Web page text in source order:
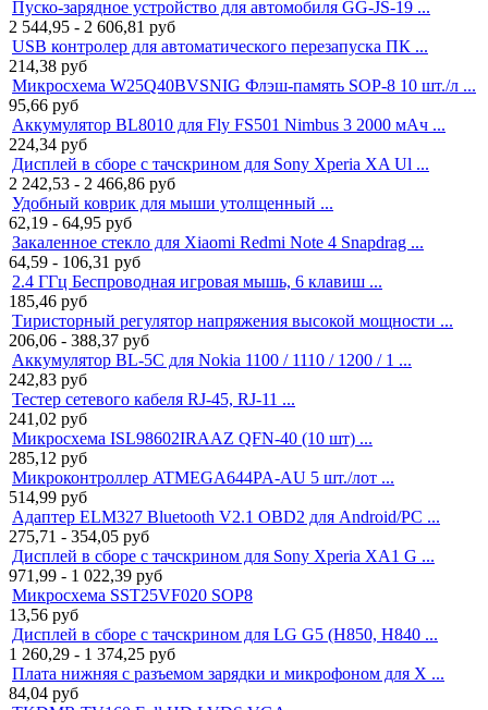
Пуско-зарядное устройство для автомобиля GG-JS-19 ...
2 544,95 - 2 606,81 руб
USB контролер для автоматического перезапуска ПК ...
214,38 руб
Микросхема W25Q40BVSNIG Флэш-память SOP-8 10 шт./л ...
95,66 руб
Аккумулятор BL8010 для Fly FS501 Nimbus 3 2000 мАч ...
224,34 руб
Дисплей в сборе с тачскрином для Sony Xperia XA Ul ...
2 242,53 - 2 466,86 руб
Удобный коврик для мыши утолщенный ...
62,19 - 64,95 руб
Закаленное стекло для Xiaomi Redmi Note 4 Snapdrag ...
64,59 - 106,31 руб
2.4 ГГц Беспроводная игровая мышь, 6 клавиш ...
185,46 руб
Тиристорный регулятор напряжения высокой мощности ...
206,06 - 388,37 руб
Аккумулятор BL-5C для Nokia 1100 / 1110 / 1200 / 1 ...
242,83 руб
Тестер сетевого кабеля RJ-45, RJ-11 ...
241,02 руб
Микросхема ISL98602IRAAZ QFN-40 (10 шт) ...
285,12 руб
Микроконтроллер ATMEGA644PA-AU 5 шт./лот ...
514,99 руб
Адаптер ELM327 Bluetooth V2.1 OBD2 для Android/PC ...
275,71 - 354,05 руб
Дисплей в сборе с тачскрином для Sony Xperia XA1 G ...
971,99 - 1 022,39 руб
Микросхема SST25VF020 SOP8
13,56 руб
Дисплей в сборе с тачскрином для LG G5 (H850, H840 ...
1 260,29 - 1 374,25 руб
Плата нижняя с разъемом зарядки и микрофоном для X ...
84,04 руб